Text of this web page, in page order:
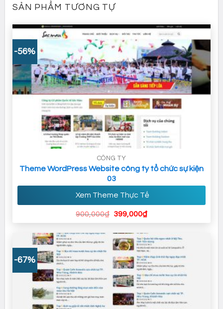
SẢN PHẨM TƯƠNG TỰ
-56%
CÔNG TY
Theme WordPress Website công ty tổ chức sự kiện
03
Xem Theme Thực Tế
900,000₫ Giá
900,000₫.
399,000₫Giá
là:
399,000₫.
-67%